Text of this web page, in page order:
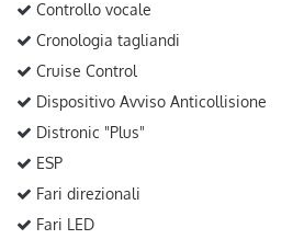
Controllo vocale
Cronologia tagliandi
Cruise Control
Dispositivo Avviso Anticollisione
Distronic "Plus"
ESP
Fari direzionali
Fari LED